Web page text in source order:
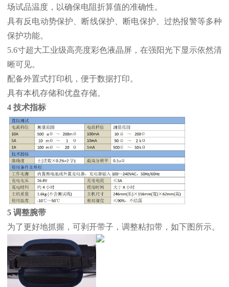
场试品温度，以确保电阻折算值的准确性。
具有反电动势保护、断线保护、断电保护、过热报警等多种
保护功能。
5.6寸超大工业级高亮度彩色液晶屏，在强阳光下显示依然清
晰可见。
配备外置式打印机，便于数据打印。
具有本机存储和优盘存储。
4 技术指标
5 调整腕带
为了更好地抓握，可剥开带子，调整粘扣带，如下图所示。